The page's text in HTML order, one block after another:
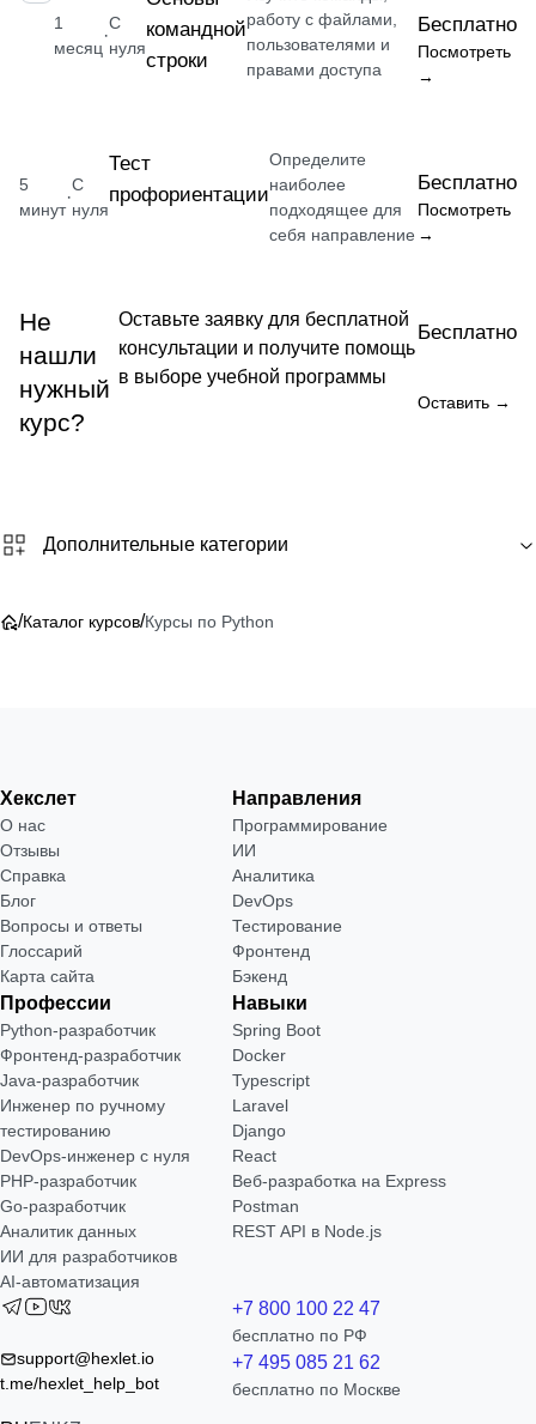
1
месяц
·
С
нуля
командной
строки
работу с файлами,
пользователями и
правами доступа
Бесплатно
Посмотреть
→
5
минут
·
С
нуля
Тест
профориентации
Определите
наиболее
подходящее для
себя направление
Бесплатно
Посмотреть
→
Не
нашли
нужный
курс?
Оставьте заявку для бесплатной
консультации и получите помощь
в выборе учебной программы
Бесплатно
Оставить →
Дополнительные категории
/Каталог курсов/Курсы по Python
Хекслет
О нас
Отзывы
Справка
Блог
Вопросы и ответы
Глоссарий
Карта сайта
Направления
Программирование
ИИ
Аналитика
DevOps
Тестирование
Фронтенд
Бэкенд
Профессии
Python-разработчик
Фронтенд-разработчик
Java-разработчик
Инженер по ручному
тестированию
DevOps-инженер с нуля
РНР-разработчик
Go-разработчик
Аналитик данных
ИИ для разработчиков
AI-автоматизация
Навыки
Spring Boot
Docker
Typescript
Laravel
Django
React
Веб-разработка на Express
Postman
REST API в Node.js
support@hexlet.io
t.me/hexlet_help_bot
+7 800 100 22 47
бесплатно по РФ
+7 495 085 21 62
бесплатно по Москве